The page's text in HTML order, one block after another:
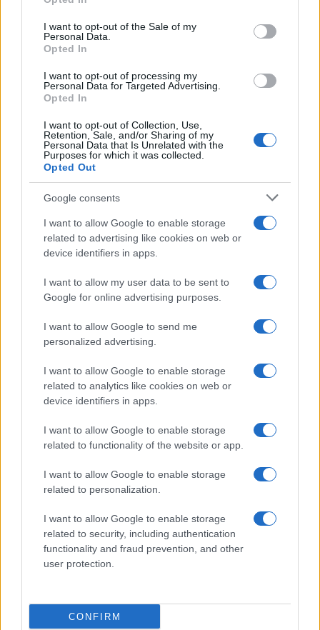
use your data for below specified purposes in below Google
consent section.
I want to opt-out of the Sale of my
Personal Data.
Opted In
I want to opt-out of processing my
Personal Data for Targeted Advertising.
Opted In
I want to opt-out of Collection, Use,
Retention, Sale, and/or Sharing of my
Personal Data that Is Unrelated with the
Purposes for which it was collected.
Opted Out
Google consents
I want to allow Google to enable storage
related to advertising like cookies on web or
device identifiers in apps.
I want to allow my user data to be sent to
Google for online advertising purposes.
I want to allow Google to send me
personalized advertising.
I want to allow Google to enable storage
related to analytics like cookies on web or
device identifiers in apps.
I want to allow Google to enable storage
related to functionality of the website or app.
I want to allow Google to enable storage
related to personalization.
I want to allow Google to enable storage
related to security, including authentication
functionality and fraud prevention, and other
user protection.
CONFIRM
Ανακαίνιση Κατοικίας: Διευρύνονται τα κριτήρια
01/08/2026 - 09:01
νοσηλευτές σε 5 νησιά του Αιγαίου – Νέο πιλοτικό
πρόγραμμα
ΡΟΗ ΕΙΔΗΣΕΩΝ ΠΑΙΔΕΙΑ